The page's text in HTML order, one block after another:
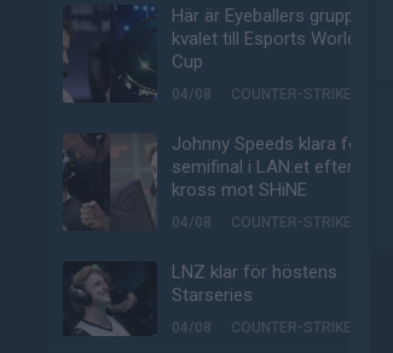
Här är Eyeballers grupp i
kvalet till Esports World
Cup
04/08 COUNTER-STRIKE
Johnny Speeds klara för
semifinal i LAN:et efter
kross mot SHiNE
04/08 COUNTER-STRIKE
LNZ klar för höstens
Starseries
04/08 COUNTER-STRIKE